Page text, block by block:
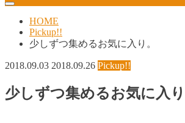
HOME
Pickup!!
少しずつ集めるお気に入り。
2018.09.03 2018.09.26 Pickup!!
少しずつ集めるお気に入り